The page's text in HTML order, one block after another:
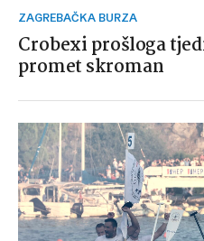
ZAGREBAČKA BURZA
Crobexi prošloga
promet skroman